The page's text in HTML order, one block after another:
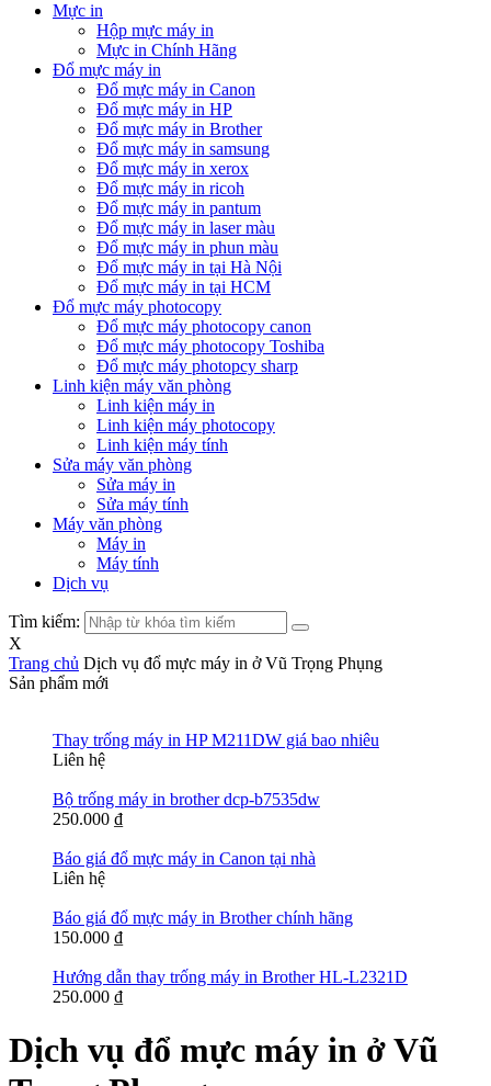
Mực in
Hộp mực máy in
Mực in Chính Hãng
Đổ mực máy in
Đổ mực máy in Canon
Đổ mực máy in HP
Đổ mực máy in Brother
Đổ mực máy in samsung
Đổ mực máy in xerox
Đổ mực máy in ricoh
Đổ mực máy in pantum
Đổ mực máy in laser màu
Đổ mực máy in phun màu
Đổ mực máy in tại Hà Nội
Đổ mực máy in tại HCM
Đổ mực máy photocopy
Đổ mực máy photocopy canon
Đổ mực máy photocopy Toshiba
Đổ mực máy photopcy sharp
Linh kiện máy văn phòng
Linh kiện máy in
Linh kiện máy photocopy
Linh kiện máy tính
Sửa máy văn phòng
Sửa máy in
Sửa máy tính
Máy văn phòng
Máy in
Máy tính
Dịch vụ
Tìm kiếm:
X
Trang chủ Dịch vụ đổ mực máy in ở Vũ Trọng Phụng
Sản phẩm mới
Thay trống máy in HP M211DW giá bao nhiêu
Liên hệ
Bộ trống máy in brother dcp-b7535dw
250.000 ₫
Báo giá đổ mực máy in Canon tại nhà
Liên hệ
Báo giá đổ mực máy in Brother chính hãng
150.000 ₫
Hướng dẫn thay trống máy in Brother HL-L2321D
250.000 ₫
Dịch vụ đổ mực máy in ở Vũ